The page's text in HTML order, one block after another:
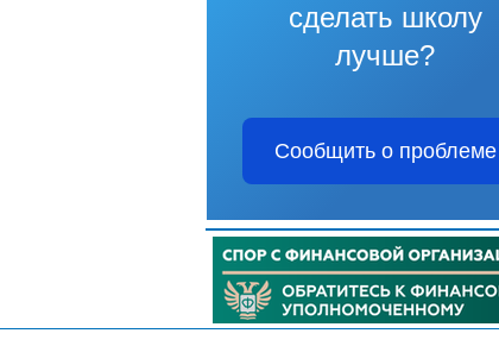
сделать школу
лучше?
Сообщить о проблеме